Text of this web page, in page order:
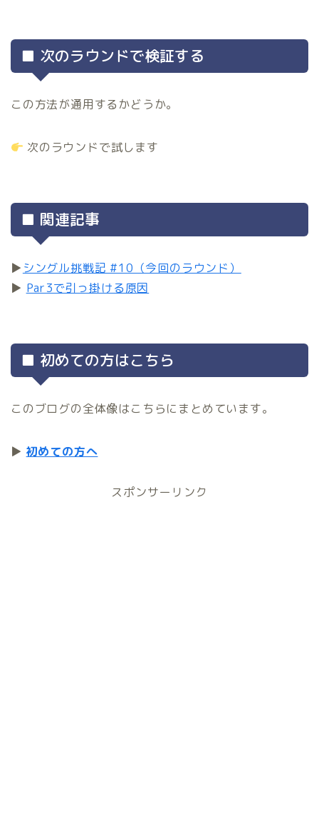
■ 次のラウンドで検証する
この方法が通用するかどうか。
次のラウンドで試します
■ 関連記事
▶ シングル挑戦記 #10（今回のラウンド）
▶ Par3で引っ掛ける原因
■ 初めての方はこちら
このブログの全体像はこちらにまとめています。
▶ 初めての方へ
スポンサーリンク